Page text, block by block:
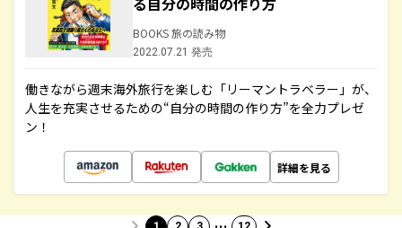
BOOKS 旅の読み物
2022.07.21 発売
働きながら週末海外旅行を楽しむ「リーマントラベラー」が、
人生を充実させるための“自分の時間の作り方”を全力プレゼ
ン！
詳細を見る
…